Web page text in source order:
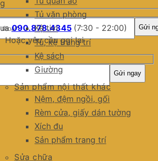
Tủ văn phòng
Kệ tivi
Tủ, kệ trang trí
Kệ sách
Giường
Sản phẩm nội thất khác
Nệm, đệm ngồi, gối
Rèm cửa, giấy dán tường
Xích đu
Sản phẩm trang trí
Sửa chữa
090.878.4345 (7:30 - 22:00)
Hoặc yêu cầu gọi lại